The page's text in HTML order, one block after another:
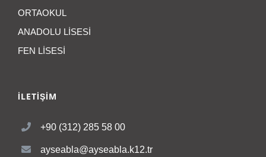
ORTAOKUL
ANADOLU LİSESİ
FEN LİSESİ
İLETİŞİM
+90 (312) 285 58 00
ayseabla@ayseabla.k12.tr